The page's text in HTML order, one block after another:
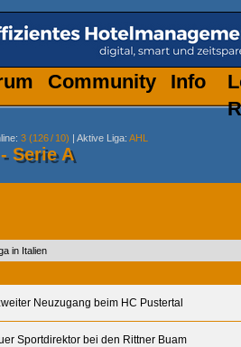
Community
Info
: 3 (126/ 10) | Aktive Liga: AHL
Serie A
in Italien
Neuzugang beim HC Pustertal
Sportdirektor bei den Rittner Buam